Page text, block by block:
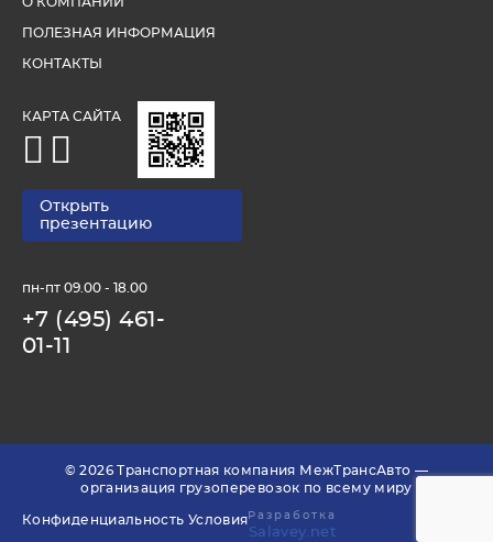
О КОМПАНИИ
ПОЛЕЗНАЯ ИНФОРМАЦИЯ
КОНТАКТЫ
КАРТА САЙТА
Открыть
презентацию
пн-пт 09.00 - 18.00
+7 (495) 461-
01-11
© 2026 Транспортная компания МежТрансАвто —
организация грузоперевозок по всему миру
Конфиденциальность Условия Разработка
Salavey.net